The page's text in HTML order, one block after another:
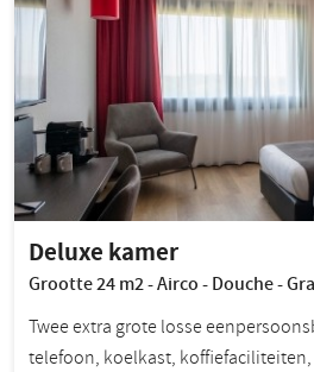
Deluxe kamer
Grootte 24 m2 - Airco - Douche -
Twee extra grote losse
telefoon, koelkast,